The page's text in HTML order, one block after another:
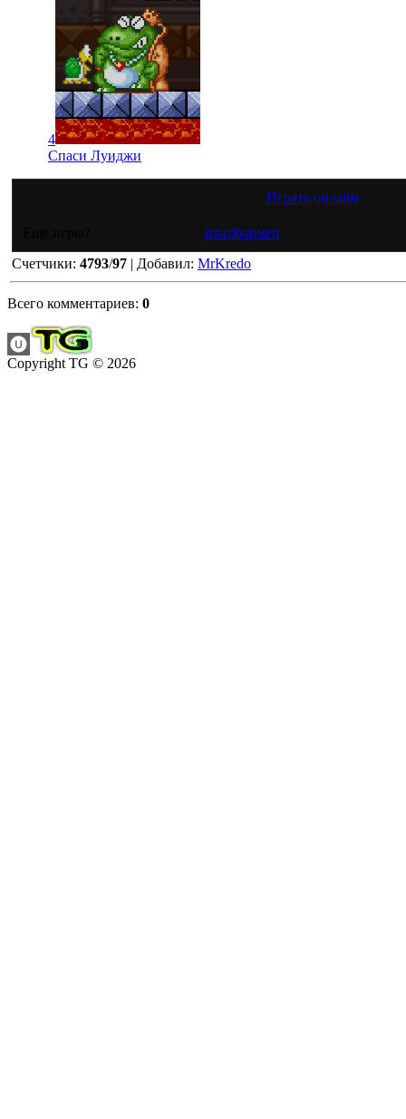
4
Спаси Луиджи
Играть онлайн
платформер
Счетчики: 4793/97 | Добавил: MrKredo
Всего комментариев: 0
Copyright TG © 2026